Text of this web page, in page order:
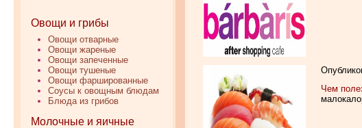
Овощи и грибы
Овощи отварные
Овощи жареные
Овощи запеченные
Овощи тушеные
Овощи фаршированные
Соусы к овощным блюдам
Блюда из грибов
Молочные и яичные
Чем